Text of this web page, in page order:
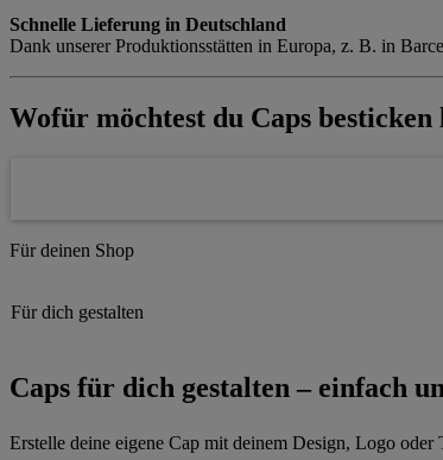
Schnelle Lieferung in Deutschland
Dank unserer Produktionsstätten in Europa, z. B. in
Wofür möchtest du Caps besticken
Für deinen Shop
Für dich gestalten
Caps für dich gestalten – einfach
Erstelle deine eigene Cap mit deinem Design, Logo